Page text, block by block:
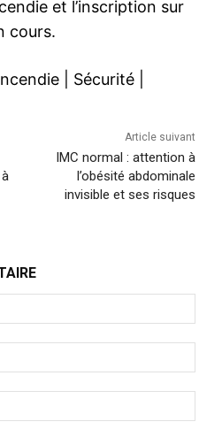
et l’inscription sur
cours.
Sécurité
Article suivant
IMC normal : attention à
l’obésité abdominale
invisible et ses risques
:*
:*
: